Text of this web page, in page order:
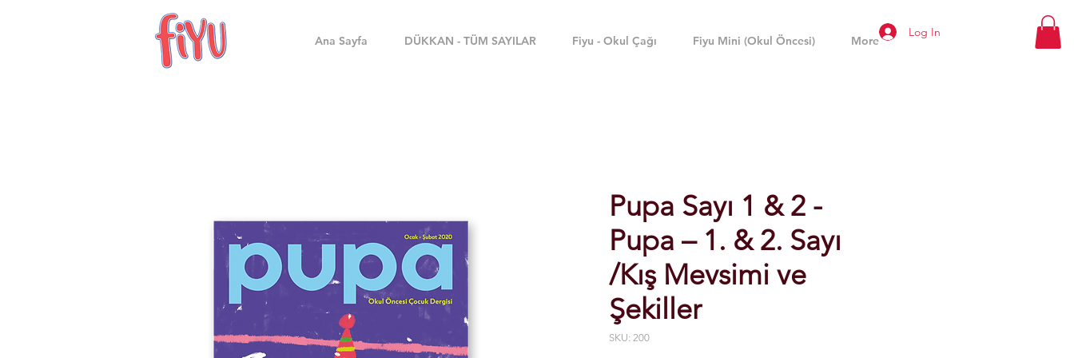
Log In
Ana Sayfa DÜKKAN - TÜM SAYILAR Fiyu - Okul Çağı Fiyu Mini (Okul Öncesi) More
Pupa Sayı 1 & 2 -
Pupa – 1. & 2. Sayı
/Kış Mevsimi ve
Şekiller
SKU: 200